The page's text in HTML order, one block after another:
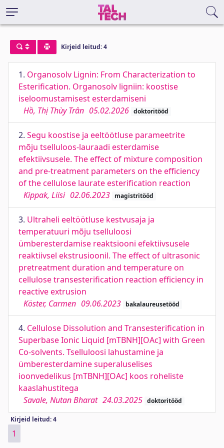
Kirjeid leitud: 4
1. Organosolv Lignin: From Characterization to
Esterification. Organosolv ligniin: koostise
iseloomustamisest esterdamiseni
Hồ, Thị Thùy Trân 05.02.2026 doktoritööd
2. Segu koostise ja eeltöötluse parameetrite
mõju tselluloos-lauraadi esterdamise
efektiivsusele. The effect of mixture composition
and pre-treatment parameters on the efficiency
of the cellulose laurate esterification reaction
Kippak, Liisi 02.06.2023 magistritööd
3. Ultraheli eeltöötluse kestvusaja ja
temperatuuri mõju tselluloosi
ümberesterdamise reaktsiooni efektiivsusele
reaktiivsel ekstrusioonil. The effect of ultrasonic
pretreatment duration and temperature on
cellulose transesterification reaction efficiency in
reactive extrusion
Köster, Carmen 09.06.2023 bakalaureusetööd
4. Cellulose Dissolution and Transesterification in
Superbase Ionic Liquid [mTBNH][OAc] with Green
Co-solvents. Tselluloosi lahustamine ja
ümberesterdamine superaluselises
ioonvedelikus [mTBNH][OAc] koos roheliste
kaaslahustitega
Savale, Nutan Bharat 24.03.2025 doktoritööd
Kirjeid leitud: 4
1